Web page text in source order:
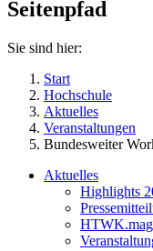
Seitenpfad
Sie sind hier:
Start
Hochschule
Aktuelles
Veranstaltungen
Bundesweiter
Aktuelles
Highlights